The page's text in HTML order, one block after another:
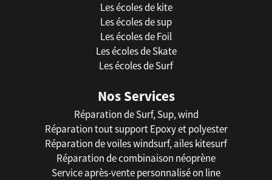
Les écoles de kite
Les écoles de sup
Les écoles de Foil
Les écoles de Skate
Les écoles de Surf
Nos Services
Réparation de Surf, Sup, wind
Réparation tout support Epoxy et polyester
Réparation de voiles windsurf, ailes kitesurf
Réparation de combinaison néoprène
Service après-vente personnalisé on line